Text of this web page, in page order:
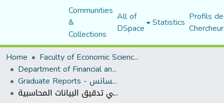
Communities
&
Collections
All of
DSpace Statistics Profils
Home
Faculty of Economic Sciences, Commerce and Management Sciences
Department of Financial and Accounting Sciences
Graduate Reports - تقارير الليسانس
دور محافظ الحسابات في تدقيق البيانات المحاسبية